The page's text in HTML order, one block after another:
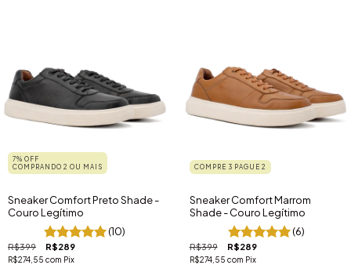
7% OFF
COMPRANDO 2 OU MAIS
Sneaker Comfort Preto Shade -
Couro Legítimo
(10)
R$399 R$289
R$274,55 com Pix
COMPRE 3 PAGUE 2
Sneaker Comfort Marrom
Shade - Couro Legítimo
(6)
R$399 R$289
R$274,55 com Pix